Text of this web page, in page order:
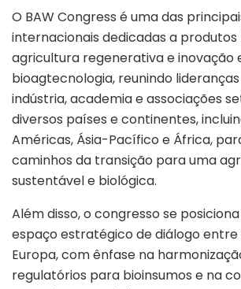
O BAW Congress é uma das
internacionais dedicadas a produtos
agricultura regenerativa e inovação
bioagtecnologia, reunindo
indústria, academia e associações
diversos países e continentes,
Américas, Ásia-Pacífico e África,
caminhos da transição para uma
sustentável e biológica.
Além disso, o congresso se
espaço estratégico de diálogo entre
Europa, com ênfase na
regulatórios para bioinsumos e na